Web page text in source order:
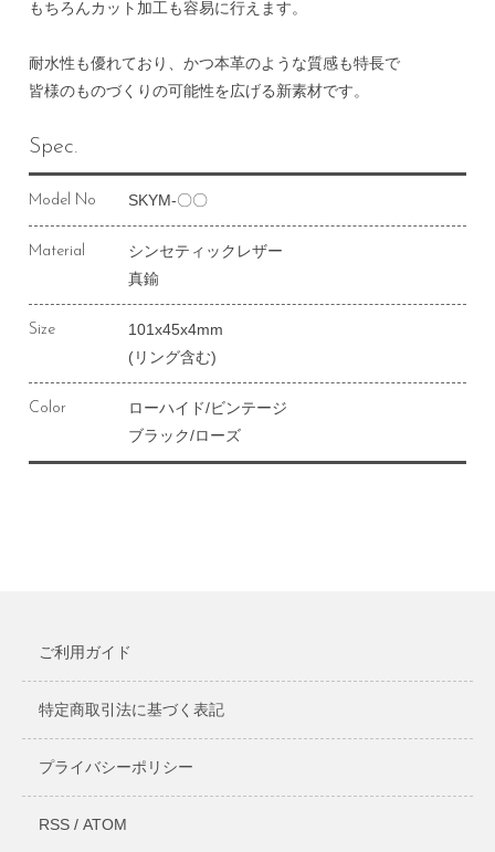
もちろんカット加工も容易に行えます。
耐水性も優れており、かつ本革のような質感も特長で
皆様のものづくりの可能性を広げる新素材です。
Spec.
Model No SKYM-〇〇
Material
シンセティックレザー
真鍮
Size
101x45x4mm
(リング含む)
Color
ローハイド/ビンテージ
ブラック/ローズ
ご利用ガイド
特定商取引法に基づく表記
プライバシーポリシー
RSS/ ATOM